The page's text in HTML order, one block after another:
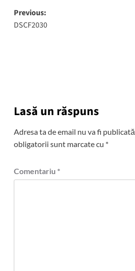
Post
navigation
Previous:
DSCF2030
Lasă un răspuns
Adresa ta de email nu va fi publicată.
obligatorii sunt marcate cu *
Comentariu *